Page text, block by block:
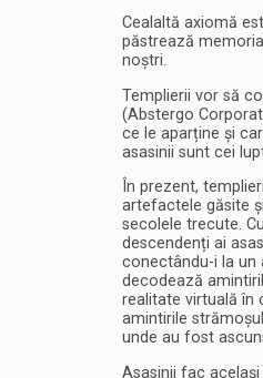
Cealaltă axiomă
păstrează
noștri.
Templierii vor să
(Abstergo
ce le aparține și
asasinii sunt cei
În prezent,
artefactele găsite
secolele trecute.
descendenți ai
conectându-i la un
decodează
realitate virtuală în
amintirile
unde au fost
Asasinii fac